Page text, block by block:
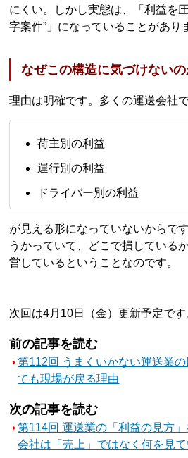
にくい。しかし実態は、「利益を
字案件”」になっていることがあり
なぜこの構造に気づけない
理由は明確です。多くの運送会社で
荷主別の利益
運行別の利益
ドライバー別の利益
が見える形になっていないからで
うかっていて、どこで損している
営しているということなのです。
次回は4月10日（金）更新予定です
前の記事を読む
第112回 うまくいかない運送業
ても現場が戻る理由
次の記事を読む
第114回 運送業の「利益の見方
会社は「売上」ではなく何を見